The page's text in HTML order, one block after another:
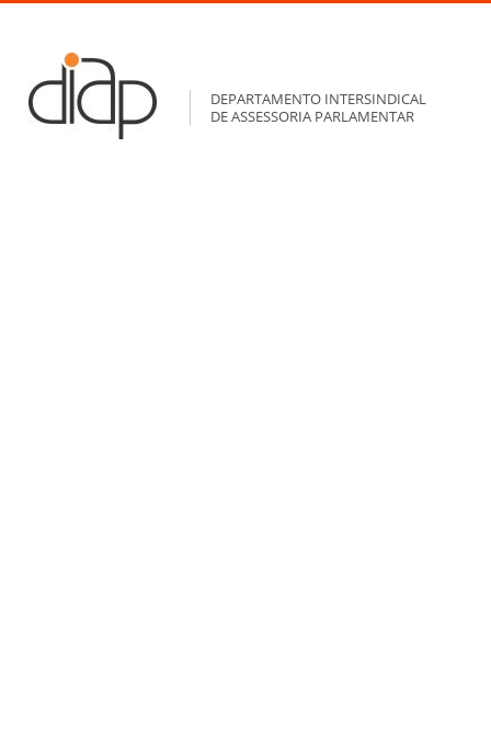
DEPARTAMENTO INTERSINDICAL
DE ASSESSORIA PARLAMENTAR